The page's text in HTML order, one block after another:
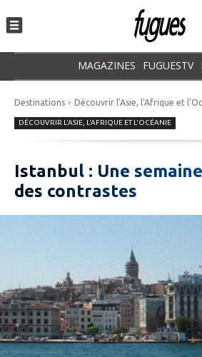
MAGAZINES FUGUESTV
Destinations Découvrir l'Asie, l'Afrique et
DÉCOUVRIR L'ASIE, L'AFRIQUE ET L'OCÉANIE
Istanbul : Une
des contrastes